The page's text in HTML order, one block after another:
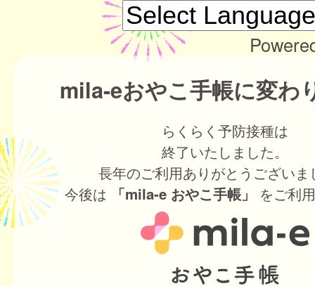
mila-eおやこ手帳に変わ
らくらく予防接種は
終了いたしました。
長年のご利用ありがとうございま
今後は
「mila-e おやこ手帳」 をご利